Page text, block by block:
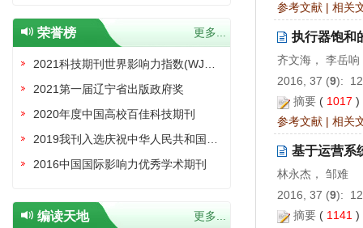
参考文献 | 相关
执行器饱和
齐文海， 李岳响
2016, 37 (9):
摘要 ( 1017
参考文献 | 相关
基于运营系
林永杰， 邹难
2016, 37 (9):
摘要 ( 1141
荣誉榜 更多...
2021第一届辽宁省出版政府奖
2020年度中国高校百佳科技期刊
2016中国国际影响力优秀学术期刊
编读天地 更多...